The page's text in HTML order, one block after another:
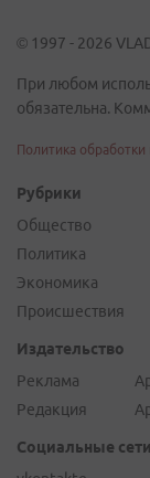
© 1997 - 2026
При любом
обязательна.
Политика
Рубрики
Общество
Политика
Экономика
Происшествия
Издательство
Реклама
Редакция
Социальные сети